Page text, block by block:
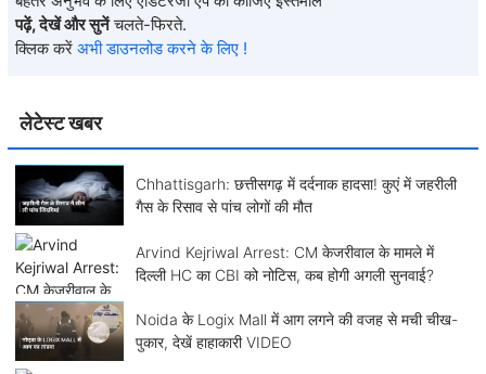
लेटेस्ट खबर
Chhattisgarh: छत्तीसगढ़ में दर्दनाक हादसा! कुएं में जहरीली
गैस के रिसाव से पांच लोगों की मौत
Arvind Kejriwal Arrest: CM केजरीवाल के मामले में
दिल्ली HC का CBI को नोटिस, कब होगी अगली सुनवाई?
Noida के Logix Mall में आग लगने की वजह से मची चीख-
पुकार, देखें हाहाकारी VIDEO
पढ़ें, देखें और सुनें चलते-फिरते.
क्लिक करें अभी डाउनलोड करने के लिए !